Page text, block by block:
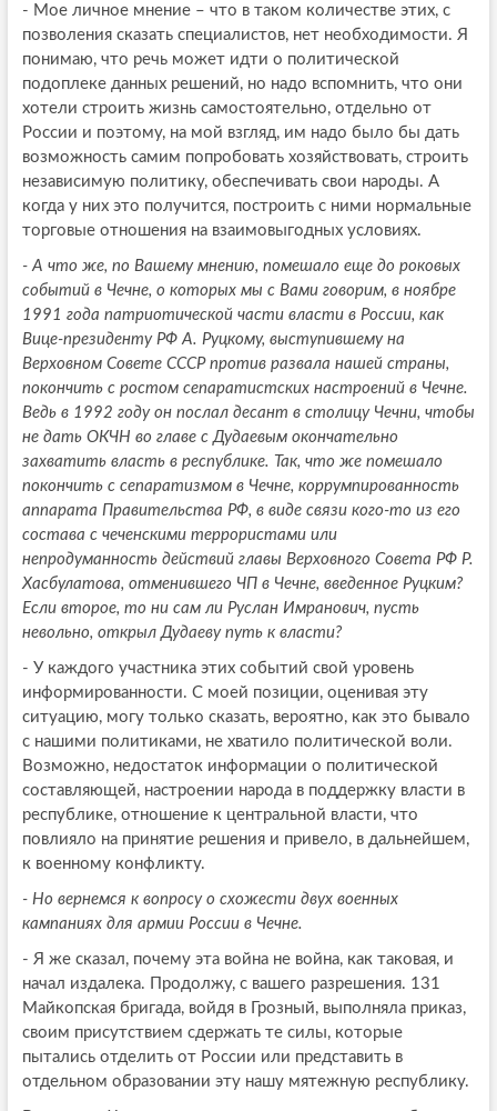
- Мое личное мнение – что в таком количестве этих, с
позволения сказать специалистов, нет необходимости. Я
понимаю, что речь может идти о политической
подоплеке данных решений, но надо вспомнить, что они
хотели строить жизнь самостоятельно, отдельно от
России и поэтому, на мой взгляд, им надо было бы дать
возможность самим попробовать хозяйствовать, строить
независимую политику, обеспечивать свои народы. А
когда у них это получится, построить с ними нормальные
торговые отношения на взаимовыгодных условиях.
- А что же, по Вашему мнению, помешало еще до роковых
событий в Чечне, о которых мы с Вами говорим, в ноябре
1991 года патриотической части власти в России, как
Вице-президенту РФ А. Руцкому, выступившему на
Верховном Совете СССР против развала нашей страны,
покончить с ростом сепаратистских настроений в Чечне.
Ведь в 1992 году он послал десант в столицу Чечни, чтобы
не дать ОКЧН во главе с Дудаевым окончательно
захватить власть в республике. Так, что же помешало
покончить с сепаратизмом в Чечне, коррумпированность
аппарата Правительства РФ, в виде связи кого-то из его
состава с чеченскими террористами или
непродуманность действий главы Верховного Совета РФ Р.
Хасбулатова, отменившего ЧП в Чечне, введенное Руцким?
Если второе, то ни сам ли Руслан Имранович, пусть
невольно, открыл Дудаеву путь к власти?
- У каждого участника этих событий свой уровень
информированности. С моей позиции, оценивая эту
ситуацию, могу только сказать, вероятно, как это бывало
с нашими политиками, не хватило политической воли.
Возможно, недостаток информации о политической
составляющей, настроении народа в поддержку власти в
республике, отношение к центральной власти, что
повлияло на принятие решения и привело, в дальнейшем,
к военному конфликту.
- Но вернемся к вопросу о схожести двух военных
кампаниях для армии России в Чечне.
- Я же сказал, почему эта война не война, как таковая, и
начал издалека. Продолжу, с вашего разрешения. 131
Майкопская бригада, войдя в Грозный, выполняла приказ,
своим присутствием сдержать те силы, которые
пытались отделить от России или представить в
отдельном образовании эту нашу мятежную республику.